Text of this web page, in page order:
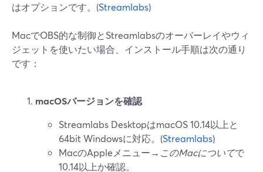
はオプションです。(Streamlabs)
MacでOBS的な制御とStreamlabsのオーバーレイやウィ
ジェットを使いたい場合、インストール手順は次の通り
です：
macOSバージョンを確認
Streamlabs DesktopはmacOS 10.14以上と
64bit Windowsに対応。(Streamlabs)
MacのAppleメニュー→ このMacについてで
10.14以上か確認。